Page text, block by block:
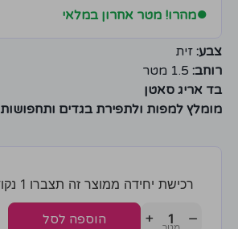
●מהרו! מטר אחרון במלאי
צבע: זית
רוחב: 1.5 מטר
בד אריג סאטן
מומלץ למפות ולתפירת בגדים ותחפושות
רכישת יחידה ממוצר זה תצברו 1 נקודה!
−
+ הוספה לסל